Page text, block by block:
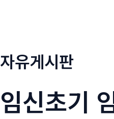
자유게시판
임신초기